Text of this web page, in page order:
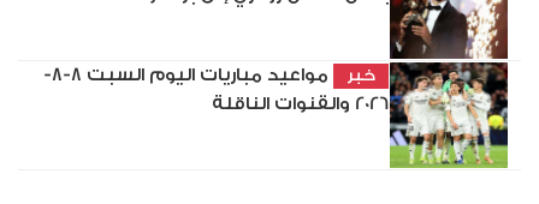
خبر
مواعيد مباريات اليوم السبت 8-8-
2026 والقنوات الناقلة